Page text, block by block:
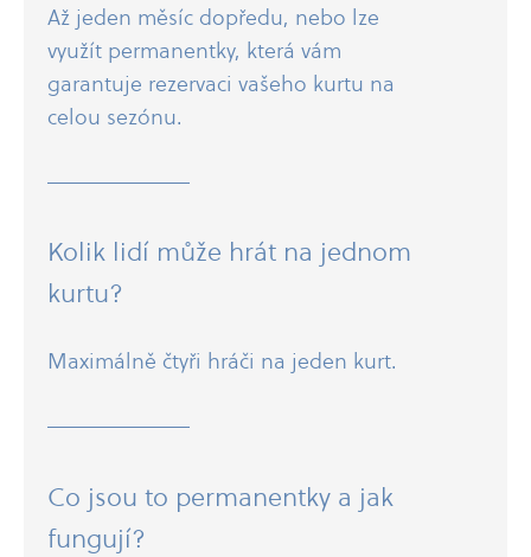
Až jeden měsíc dopředu, nebo lze
využít permanentky, která vám
garantuje rezervaci vašeho kurtu na
celou sezónu.
Kolik lidí může hrát na jednom
kurtu?
Maximálně čtyři hráči na jeden kurt.
Co jsou to permanentky a jak
fungují?